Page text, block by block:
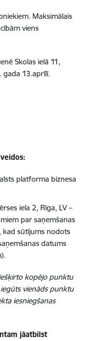
Maksimālais
viens
Skolas ielā 11,
gada 13.aprīlī.
platforma biznesa
iela 2, Rīga, LV –
par saņemšanas
kad sūtījums nodots
datums
kopējo punktu
vienāds punktu
iesniegšanas
jāatbilst